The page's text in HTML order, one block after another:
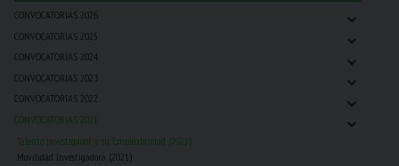
CONVOCATORIAS 2026 ⌄
CONVOCATORIAS 2025 ⌄
CONVOCATORIAS 2024 ⌄
CONVOCATORIAS 2023 ⌄
CONVOCATORIAS 2022 ⌄
CONVOCATORIAS 2021 ⌄
Talento Investigador y su Empleabilidad (2021)
Movilidad Investigadora (2021)